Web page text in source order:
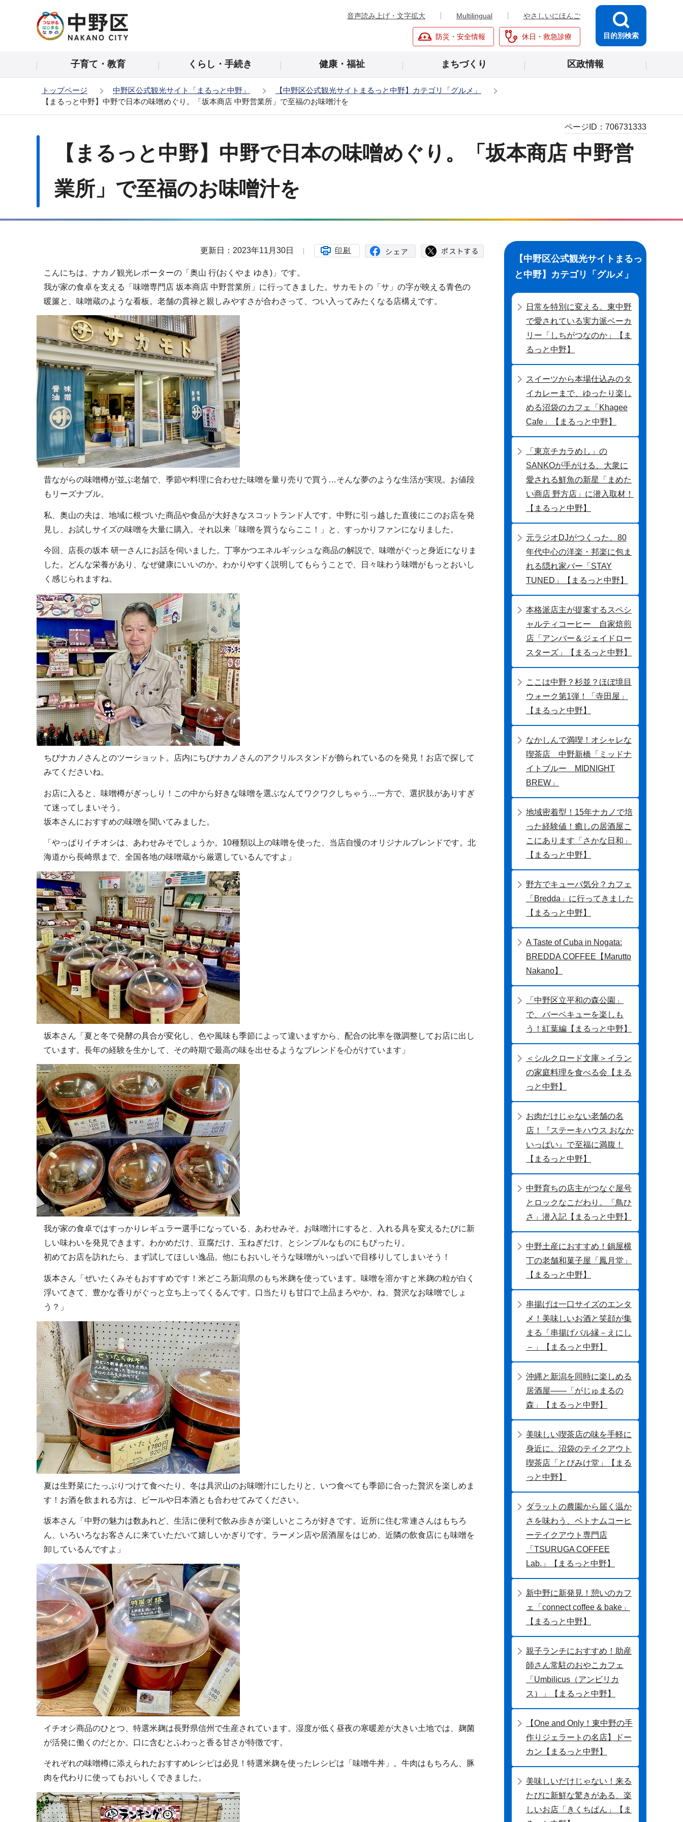
の
音声読み上げ・文字拡大 Multilingual やさしいにほんご
防災・安全情報 休日・救急診療 目的別検索
子育て・教育 くらし・手続き 健康・福祉 まちづくり 区政情報
トップページ 中野区公式観光サイト「まるっと中野」
【中野区公式観光サイトまるっと中野】カテゴリ「グルメ」
【まるっと中野】中野で日本の味噌めぐり。「坂本商店 中野営業所」で至福のお味噌汁を
【まるっと中野】中野で日本の味噌めぐり。「坂本商店 中野営
業所」で至福のお味噌汁を
ページID： 706731333
更新日：2023年11月30日 印刷
こんにちは。ナカノ観光レポーターの「奥山 行(おくやま ゆき)」です。
我が家の食卓を支える「味噌専門店 坂本商店 中野営業所」に行ってきました。サカモトの「サ」の字が映える青色の
暖簾と、味噌蔵のような看板。老舗の貫禄と親しみやすさが合わさって、つい入ってみたくなる店構えです。
昔ながらの味噌樽が並ぶ老舗で、季節や料理に合わせた味噌を量り売りで買う…そんな夢のような生活が実現。お値段
もリーズナブル。
私、奥山の夫は、地域に根づいた商品や食品が大好きなスコットランド人です。中野に引っ越した直後にこのお店を発
見し、お試しサイズの味噌を大量に購入。それ以来「味噌を買うならここ！」と、すっかりファンになりました。
今回、店長の坂本 研一さんにお話を伺いました。丁寧かつエネルギッシュな商品の解説で、味噌がぐっと身近になりま
した。どんな栄養があり、なぜ健康にいいのか。わかりやすく説明してもらうことで、日々味わう味噌がもっとおいし
く感じられますね。
ちびナカノさんとのツーショット。店内にちびナカノさんのアクリルスタンドが飾られているのを発見！お店で探して
みてくださいね。
お店に入ると、味噌樽がぎっしり！この中から好きな味噌を選ぶなんてワクワクしちゃう…一方で、選択肢がありすぎ
て迷ってしまいそう。
坂本さんにおすすめの味噌を聞いてみました。
「やっぱりイチオシは、あわせみそでしょうか。10種類以上の味噌を使った、当店自慢のオリジナルブレンドです。北
海道から長崎県まで、全国各地の味噌蔵から厳選しているんですよ」
坂本さん「夏と冬で発酵の具合が変化し、色や風味も季節によって違いますから、配合の比率を微調整してお店に出し
ています。長年の経験を生かして、その時期で最高の味を出せるようなブレンドを心がけています」
我が家の食卓ではすっかりレギュラー選手になっている、あわせみそ。お味噌汁にすると、入れる具を変えるたびに新
しい味わいを発見できます。わかめだけ、豆腐だけ、玉ねぎだけ、とシンプルなものにもぴったり。
初めてお店を訪れたら、まず試してほしい逸品。他にもおいしそうな味噌がいっぱいで目移りしてしまいそう！
坂本さん「ぜいたくみそもおすすめです！米どころ新潟県のもち米麹を使っています。味噌を溶かすと米麹の粒が白く
浮いてきて、豊かな香りがぐっと立ち上ってくるんです。口当たりも甘口で上品まろやか。ね、贅沢なお味噌でしょ
う？」
夏は生野菜にたっぷりつけて食べたり、冬は具沢山のお味噌汁にしたりと、いつ食べても季節に合った贅沢を楽しめま
す！お酒を飲まれる方は、ビールや日本酒とも合わせてみてください。
坂本さん「中野の魅力は数あれど、生活に便利で飲み歩きが楽しいところが好きです。近所に住む常連さんはもちろ
ん、いろいろなお客さんに来ていただいて嬉しいかぎりです。ラーメン店や居酒屋をはじめ、近隣の飲食店にも味噌を
卸しているんですよ」
イチオシ商品のひとつ、特選米麹は長野県信州で生産されています。湿度が低く昼夜の寒暖差が大きい土地では、麹菌
が活発に働くのだとか。口に含むとふわっと香る甘さが特徴です。
それぞれの味噌樽に添えられたおすすめレシピは必見！特選米麹を使ったレシピは「味噌牛丼」。牛肉はもちろん、豚
肉を代わりに使ってもおいしくできました。
ビ
ゲ
ョ
ン
こ
こ
【中野区公式観光サイトまるっ
と中野】カテゴリ「グルメ」
日常を特別に変える。東中野
で愛されている実力派ベーカ
リー「しちがつなのか」【ま
るっと中野】
スイーツから本場仕込みのタ
イカレーまで、ゆったり楽し
める沼袋のカフェ「Khagee
Cafe」【まるっと中野】
「東京チカラめし」の
SANKOが手がける、大衆に
愛される鮮魚の新星「まめた
い商店 野方店」に潜入取材！
【まるっと中野】
元ラジオDJがつくった、80
年代中心の洋楽・邦楽に包ま
れる隠れ家バー「STAY
TUNED」【まるっと中野】
本格派店主が提案するスペシ
ャルティコーヒー 自家焙煎
店「アンバー＆ジェイドロー
スターズ」【まるっと中野】
ここは中野？杉並？ほぼ境目
ウォーク第1弾！「寺田屋」
【まるっと中野】
なかしんで満喫！オシャレな
喫茶店 中野新橋「ミッドナ
イトブルー MIDNIGHT
BREW」
地域密着型！15年ナカノで培
った経験値！癒しの居酒屋こ
こにあります「さかな日和」
【まるっと中野】
野方でキューバ気分？カフェ
「Bredda」に行ってきました
【まるっと中野】
A Taste of Cuba in Nogata:
BREDDA COFFEE【Marutto
Nakano】
「中野区立平和の森公園」
で、バーベキューを楽しも
う！紅葉編【まるっと中野】
＜シルクロード文庫＞イラン
の家庭料理を食べる会【まる
っと中野】
お肉だけじゃない老舗の名
店！『ステーキハウス おなか
いっぱい』で至福に満腹！
【まるっと中野】
中野育ちの店主がつなぐ屋号
とロックなこだわり。「鳥ひ
さ」潜入記【まるっと中野】
中野土産におすすめ！鍋屋横
丁の老舗和菓子屋「鳳月堂」
【まるっと中野】
串揚げは一口サイズのエンタ
メ！美味しいお酒と笑顔が集
まる「串揚げバル縁－えにし
－」【まるっと中野】
沖縄と新潟を同時に楽しめる
居酒屋――「がじゅまるの
森」【まるっと中野】
美味しい喫茶店の味を手軽に
身近に。沼袋のテイクアウト
喫茶店「とびみけ堂」【まる
っと中野】
ダラットの農園から届く温か
さを味わう、ベトナムコーヒ
ーテイクアウト専門店
「TSURUGA COFFEE
Lab.」【まるっと中野】
新中野に新発見！憩いのカフ
ェ「connect coffee & bake」
【まるっと中野】
親子ランチにおすすめ！助産
師さん常駐のおやこカフェ
「Umbilicus（アンビリカ
ス）」【まるっと中野】
【One and Only！東中野の手
作りジェラートの名店】ドー
カン【まるっと中野】
美味しいだけじゃない！来る
たびに新鮮な驚きがある、楽
しいお店「きくちぱん」【ま